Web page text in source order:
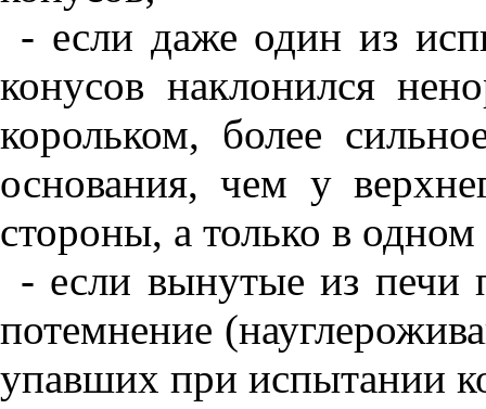
- если даже один из
конусов наклонился
корольком, более
основания, чем у
стороны, а только в
- если вынутые из печи
потемнение
упавших при испытании